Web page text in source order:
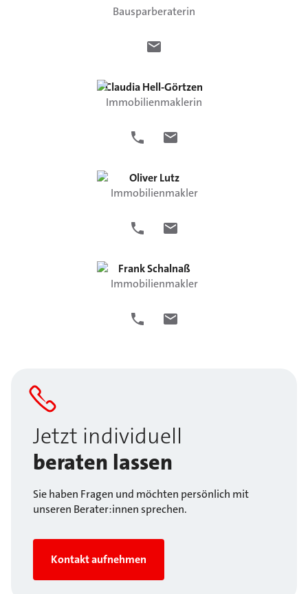
Bausparberaterin
ClaudiaHell-Görtzen
Immobilienmaklerin
Oliver Lutz
Immobilienmakler
FrankSchalnaß
Immobilienmakler
Jetzt individuell
beraten lassen
Sie haben Fragen und möchten persönlich mit
unseren Berater:innen sprechen.
Kontakt aufnehmen